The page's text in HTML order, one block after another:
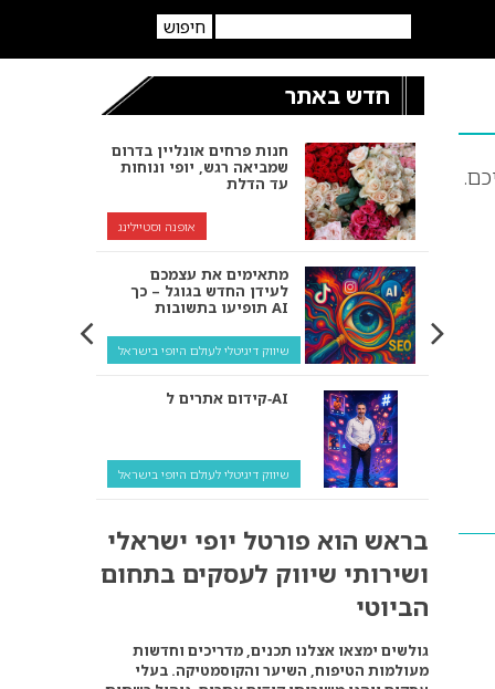
חדש באתר
חנות פרחים אונליין בדרום
שמביאה רגש, יופי ונוחות
עד הדלת
אופנה וסטיילינג
מתאימים את עצמכם
לעידן החדש בגוגל – כך
תופיעו בתשובות AI
שיווק דיגיטלי לעולם היופי בישראל
קידום אתרים ל‑AI
שיווק דיגיטלי לעולם היופי בישראל
ולמה העסק שלך צריך
להתאים את עצמו אליהם?
קידום ל‑AI לעומת קידום
רגיל: איפה הכסף נמצא
באמת?
בראש הוא פורטל יופי ישראלי
ושירותי שיווק לעסקים בתחום
הביוטי
גולשים ימצאו אצלנו תכנים, מדריכים וחדשות
מעולמות הטיפוח, השיער והקוסמטיקה. בעלי